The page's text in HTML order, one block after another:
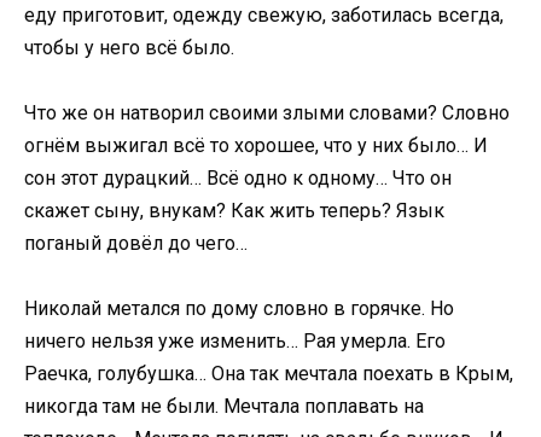
еду приготовит, одежду свежую, заботилась всегда,
чтобы у него всё было.
Что же он натворил своими злыми словами? Словно
огнём выжигал всё то хорошее, что у них было… И
сон этот дурацкий… Всё одно к одному… Что он
скажет сыну, внукам? Как жить теперь? Язык
поганый довёл до чего…
Николай метался по дому словно в горячке. Но
ничего нельзя уже изменить… Рая умерла. Его
Раечка, голубушка… Она так мечтала поехать в Крым,
никогда там не были. Мечтала поплавать на